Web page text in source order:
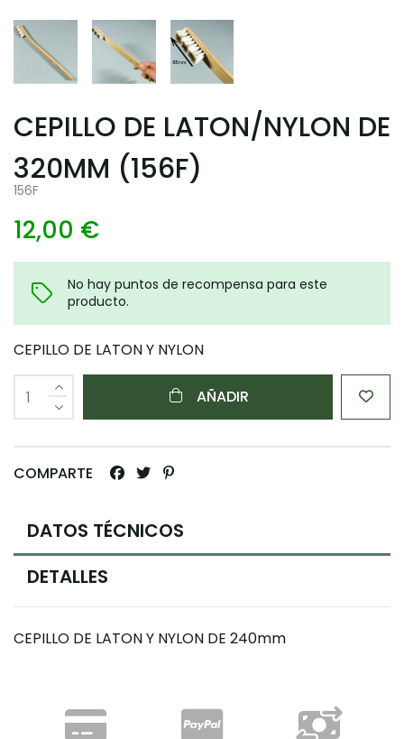
CEPILLO DE LATON/NYLON DE
320MM (156F)
156F
12,00 €
No hay puntos de recompensa para este
producto.
CEPILLO DE LATON Y NYLON
AÑADIR
COMPARTE
DATOS TÉCNICOS
DETALLES
CEPILLO DE LATON Y NYLON DE 240mm